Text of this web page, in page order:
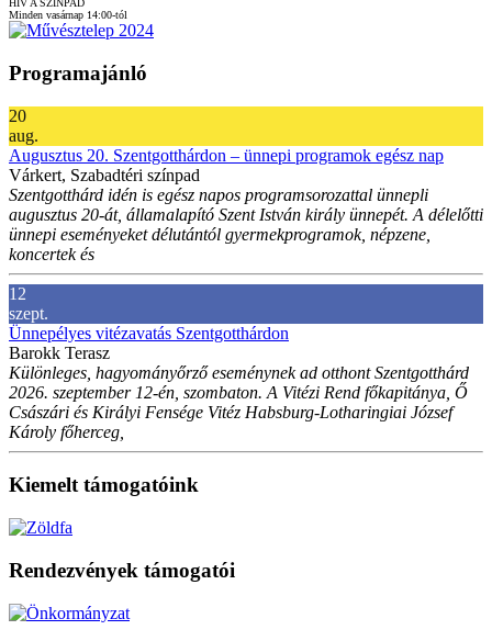
HÍV A SZÍNPAD
Minden vasárnap 14:00-tól
Programajánló
20
aug.
Augusztus 20. Szentgotthárdon – ünnepi programok egész nap
Várkert, Szabadtéri színpad
Szentgotthárd idén is egész napos programsorozattal ünnepli
augusztus 20-át, államalapító Szent István király ünnepét. A délelőtti
ünnepi eseményeket délutántól gyermekprogramok, népzene,
koncertek és
12
szept.
Ünnepélyes vitézavatás Szentgotthárdon
Barokk Terasz
Különleges, hagyományőrző eseménynek ad otthont Szentgotthárd
2026. szeptember 12-én, szombaton. A Vitézi Rend főkapitánya, Ő
Császári és Királyi Fensége Vitéz Habsburg-Lotharingiai József
Károly főherceg,
Kiemelt támogatóink
Rendezvények támogatói